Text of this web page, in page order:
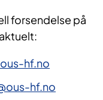
forsendelse på
hf.no
hf.no